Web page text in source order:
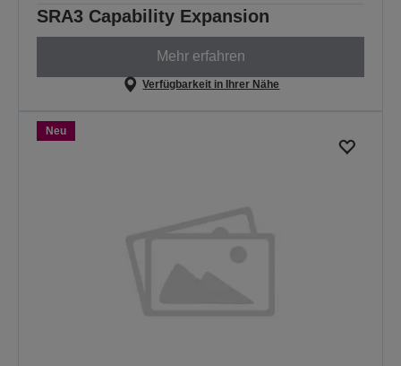
SRA3 Capability Expansion
Mehr erfahren
Verfügbarkeit in Ihrer Nähe
Neu